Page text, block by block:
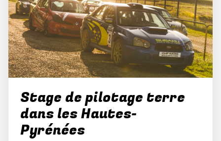
Stage de pilotage terre
dans les Hautes-
Pyrénées